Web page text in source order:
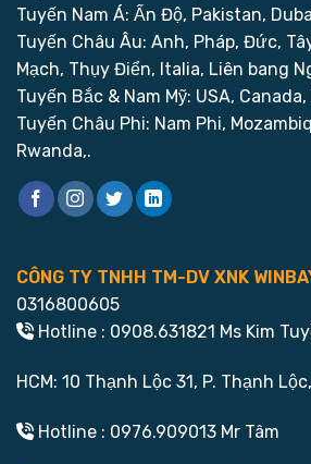
Tuyến Nam Á: Ấn Độ, Pakistan,
Tuyến Châu Âu: Anh, Pháp, Đức,
Mạch, Thụy Điển, Italia, Liên bang
Tuyến Bắc & Nam Mỹ: USA,
Tuyến Châu Phi: Nam Phi,
Rwanda,.
CÔNG TY TNHH TM-DV XNK
0316800605
Hotline : 0908.631821 Ms Kim
HCM: 10 Thạnh Lộc 31, P. Thạnh
Hotline : 0976.909013 Mr Tâm